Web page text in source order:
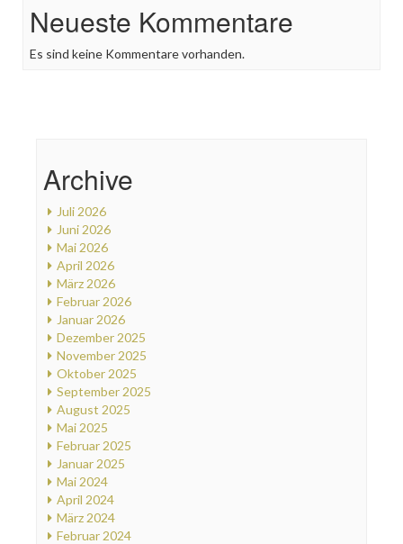
Neueste Kommentare
Es sind keine Kommentare vorhanden.
Archive
Juli 2026
Juni 2026
Mai 2026
April 2026
März 2026
Februar 2026
Januar 2026
Dezember 2025
November 2025
Oktober 2025
September 2025
August 2025
Mai 2025
Februar 2025
Januar 2025
Mai 2024
April 2024
März 2024
Februar 2024